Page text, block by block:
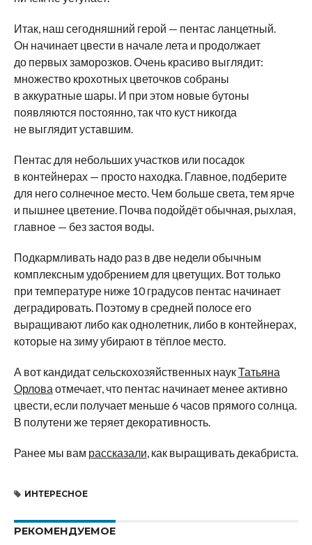
Итак, наш сегодняшний герой — пентас ланцетный.
Он начинает цвести в начале лета и продолжает
до первых заморозков. Очень красиво выглядит:
множество крохотных цветочков собраны
в аккуратные шары. И при этом новые бутоны
появляются постоянно, так что куст никогда
не выглядит уставшим.
Пентас для небольших участков или посадок
в контейнерах — просто находка. Главное, подберите
для него солнечное место. Чем больше света, тем ярче
и пышнее цветение. Почва подойдёт обычная, рыхлая,
главное — без застоя воды.
Подкармливать надо раз в две недели обычным
комплексным удобрением для цветущих. Вот только
при температуре ниже 10 градусов пентас начинает
деградировать. Поэтому в средней полосе его
выращивают либо как однолетник, либо в контейнерах,
которые на зиму убирают в тёплое место.
А вот кандидат сельскохозяйственных наукТатьяна
Орлова отмечает, что пентас начинает менее активно
цвести, если получает меньше 6 часов прямого солнца.
В полутени же теряет декоративность.
Ранее мы вам рассказали , как выращивать декабриста.
ИНТЕРЕСНОЕ
РЕКОМЕНДУЕМОЕ